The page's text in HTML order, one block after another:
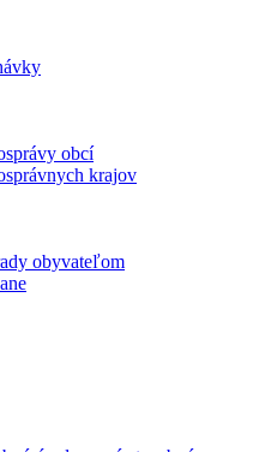
obcí
krajov
obyvateľom